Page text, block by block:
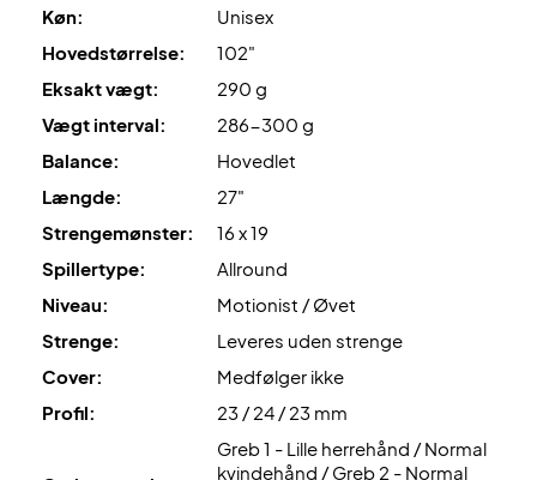
opstrengning med Babolat RPM Blast og 24 kg.
Leveresuden cover
Køn:
Unisex
Hovedstørrelse:
102"
Eksakt vægt:
290 g
Vægt interval:
286-300 g
Balance:
Hovedlet
Længde:
27"
Strengemønster:
16 x 19
Spillertype:
Allround
Niveau:
Motionist / Øvet
Strenge:
Leveres uden strenge
Cover:
Medfølger ikke
Profil:
23 / 24 / 23 mm
Greb 1 - Lille herrehånd / Normal
kvindehånd / Greb 2 - Normal